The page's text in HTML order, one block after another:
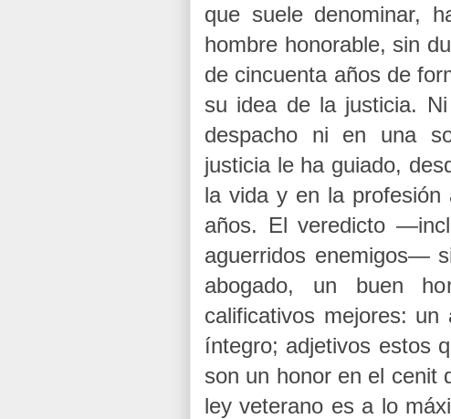
que suele denominar,
hombre honorable, sin
de cincuenta años de
su idea de la justicia.
despacho ni en una
justicia le ha guiado,
la vida y en la
años. El veredicto
aguerridos enemigos—
abogado, un buen
calificativos mejores: un
íntegro; adjetivos estos
son un honor en el cenit
ley veterano es a lo